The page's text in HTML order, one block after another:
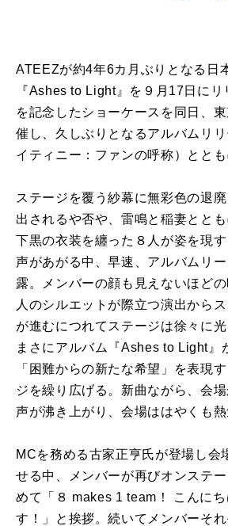
ATEEZが約4年6カ月ぶりとなる日
『Ashes to Light』を９月17日に
を記念したショーケースを同日、
催し、久しぶりとなるアルバムリ
イティニー：ファンの呼称）ととも
ステージを覆う紗幕に無彩色の退
出されるや否や、雷鳴と稲妻とと
下黒の衣装を纏った８人が姿を現
声があがる中、早速、アルバムリ
露。メンバーの顔も見えないほど
人のシルエットが際立つ演出から
が進むにつれてステージは徐々に光
まさにアルバム『Ashes to Light』
「困難からの新たな希望」を表現
ジを繰り広げる。新曲ながら、会
声が沸き上がり、会場ははやくも熱
MCを務める古家正亨氏が登場し会
せる中、メンバーが再びオンステ
めて「８ makes 1 team！ こんに
す！」と挨拶。続いてメンバーそ